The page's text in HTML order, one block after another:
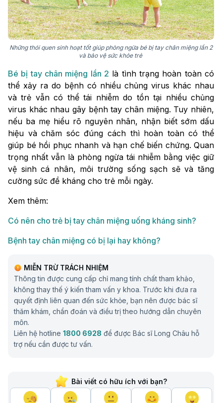
Những thói quen sinh hoạt tốt giúp phòng ngừa bé bị tay chân miệng lần 2
và bảo vệ sức khỏe trẻ
Bé bị tay chân miệng lần 2 là tình trạng hoàn toàn có
thể xảy ra do bệnh có nhiều chủng virus khác nhau
và trẻ vẫn có thể tái nhiễm do tồn tại nhiều chủng
virus khác nhau gây bệnh tay chân miệng. Tuy nhiên,
nếu ba mẹ hiểu rõ nguyên nhân, nhận biết sớm dấu
hiệu và chăm sóc đúng cách thì hoàn toàn có thể
giúp bé hồi phục nhanh và hạn chế biến chứng. Quan
trọng nhất vẫn là phòng ngừa tái nhiễm bằng việc giữ
vệ sinh cá nhân, môi trường sống sạch sẽ và tăng
cường sức đề kháng cho trẻ mỗi ngày.
Xem thêm:
Có nên cho trẻ bị tay chân miệng uống kháng sinh?
Bệnh tay chân miệng có bị lại hay không?
MIỄN TRỪ TRÁCH NHIỆM
Thông tin được cung cấp chỉ mang tính chất tham khảo,
không thay thế ý kiến tham vấn y khoa. Trước khi đưa ra
quyết định liên quan đến sức khỏe, bạn nên được bác sĩ
thăm khám, chẩn đoán và điều trị theo hướng dẫn chuyên
môn.
Liên hệ hotline 1800 6928 để được Bác sĩ Long Châu hỗ
trợ nếu cần được tư vấn.
Bài viết có hữu ích với bạn?